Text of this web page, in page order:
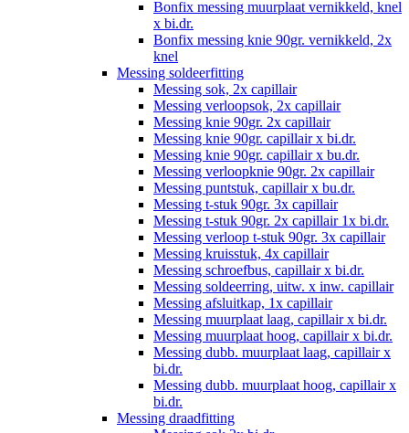
Bonfix messing muurplaat vernikkeld, knel
x bi.dr.
Bonfix messing knie 90gr. vernikkeld, 2x
knel
Messing soldeerfitting
Messing sok, 2x capillair
Messing verloopsok, 2x capillair
Messing knie 90gr. 2x capillair
Messing knie 90gr. capillair x bi.dr.
Messing knie 90gr. capillair x bu.dr.
Messing verloopknie 90gr. 2x capillair
Messing puntstuk, capillair x bu.dr.
Messing t-stuk 90gr. 3x capillair
Messing t-stuk 90gr. 2x capillair 1x bi.dr.
Messing verloop t-stuk 90gr. 3x capillair
Messing kruisstuk, 4x capillair
Messing schroefbus, capillair x bi.dr.
Messing soldeerring, uitw. x inw. capillair
Messing afsluitkap, 1x capillair
Messing muurplaat laag, capillair x bi.dr.
Messing muurplaat hoog, capillair x bi.dr.
Messing dubb. muurplaat laag, capillair x
bi.dr.
Messing dubb. muurplaat hoog, capillair x
bi.dr.
Messing draadfitting